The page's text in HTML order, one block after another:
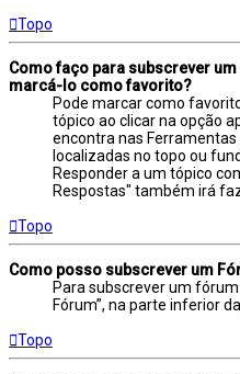
Topo
Como faço para subscrever
marcá-lo como favorito?
Pode marcar como
tópico ao clicar na opção
encontra nas
localizadas no topo ou
Responder a um tópico
Respostas" também irá
Topo
Como posso subscrever um
Para subscrever um
Fórum”, na parte inferior
Topo